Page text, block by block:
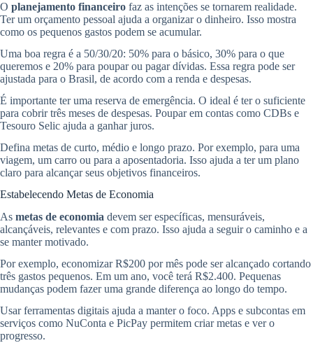
O planejamento financeiro faz as intenções se tornarem realidade.
Ter um orçamento pessoal ajuda a organizar o dinheiro. Isso mostra
como os pequenos gastos podem se acumular.
Uma boa regra é a 50/30/20: 50% para o básico, 30% para o que
queremos e 20% para poupar ou pagar dívidas. Essa regra pode ser
ajustada para o Brasil, de acordo com a renda e despesas.
É importante ter uma reserva de emergência. O ideal é ter o suficiente
para cobrir três meses de despesas. Poupar em contas como CDBs e
Tesouro Selic ajuda a ganhar juros.
Defina metas de curto, médio e longo prazo. Por exemplo, para uma
viagem, um carro ou para a aposentadoria. Isso ajuda a ter um plano
claro para alcançar seus objetivos financeiros.
Estabelecendo Metas de Economia
As metas de economia devem ser específicas, mensuráveis,
alcançáveis, relevantes e com prazo. Isso ajuda a seguir o caminho e a
se manter motivado.
Por exemplo, economizar R$200 por mês pode ser alcançado cortando
três gastos pequenos. Em um ano, você terá R$2.400. Pequenas
mudanças podem fazer uma grande diferença ao longo do tempo.
Usar ferramentas digitais ajuda a manter o foco. Apps e subcontas em
serviços como NuConta e PicPay permitem criar metas e ver o
progresso.